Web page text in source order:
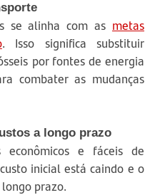
se alinha com as metas
. Isso significa substituir
por fontes de energia
combater as mudanças
a longo prazo
econômicos e fáceis de
inicial está caindo e o
prazo.